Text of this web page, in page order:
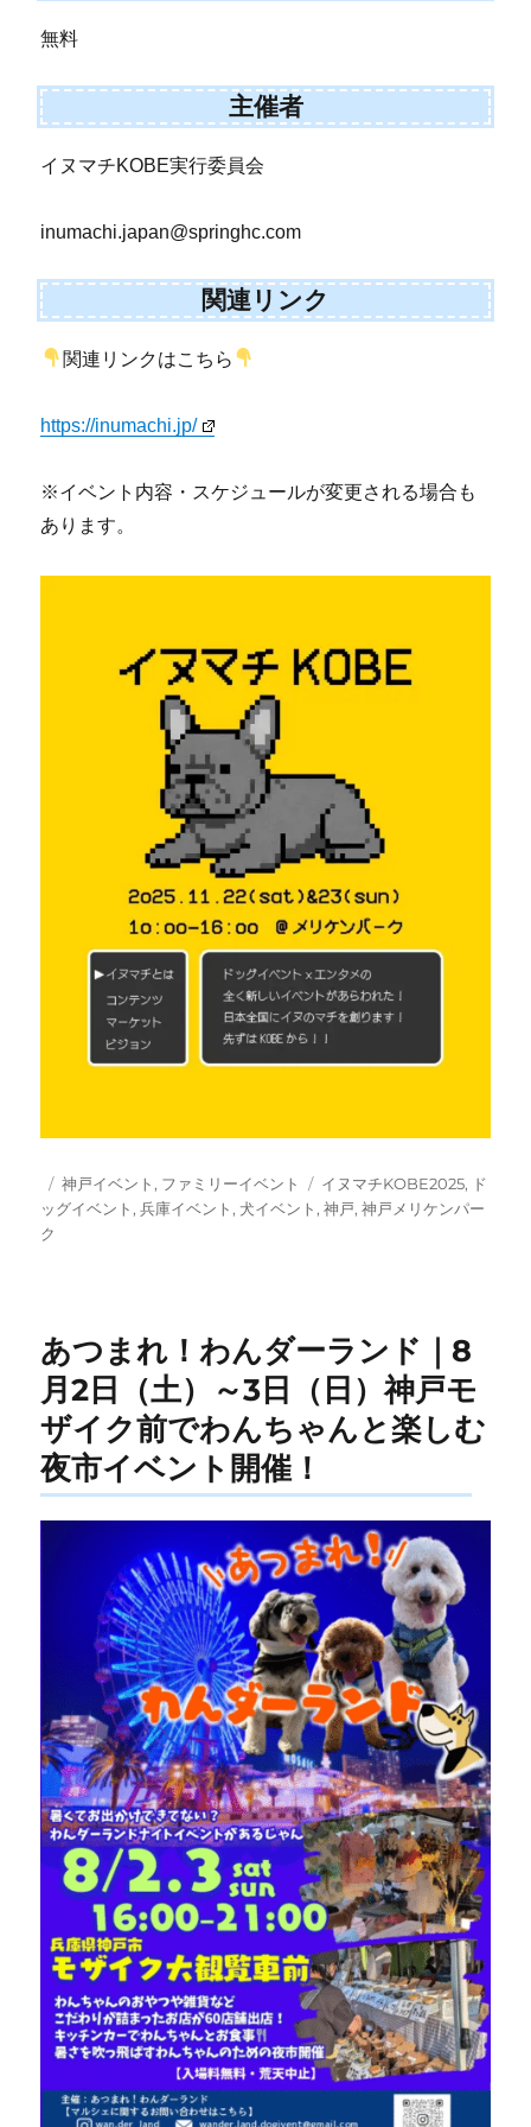
無料
主催者
イヌマチKOBE実行委員会
inumachi.japan@springhc.com
関連リンク
関連リンクはこちら
https://inumachi.jp/
※イベント内容・スケジュールが変更される場合も
あります。
投
稿
日:
カ
テ
神戸イベント , ファミリーイベント
タ
グ
イヌマチKOBE2025, ド
ッグイベント ,兵庫イベント , 犬イベント ,神戸,神戸メリケンパー
ク
あつまれ！わんダーランド｜8
月2日（土）～3日（日）神戸モ
ザイク前でわんちゃんと楽しむ
夜市イベント開催！